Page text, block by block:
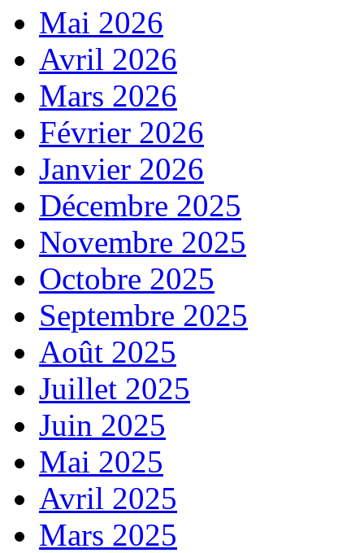
Mai 2026
Avril 2026
Mars 2026
Février 2026
Janvier 2026
Décembre 2025
Novembre 2025
Octobre 2025
Septembre 2025
Août 2025
Juillet 2025
Juin 2025
Mai 2025
Avril 2025
Mars 2025